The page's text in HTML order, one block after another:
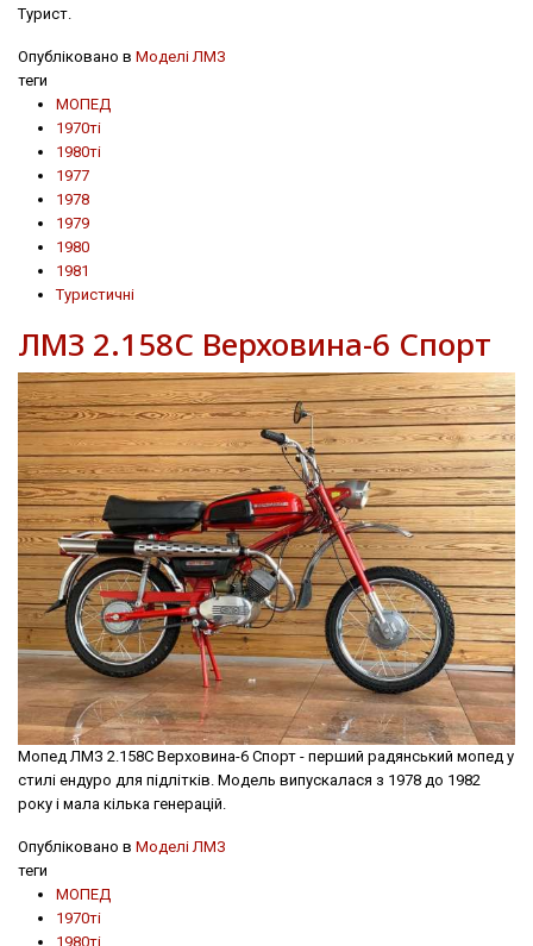
Турист.
Опубліковано в Моделі ЛМЗ
теги
МОПЕД
1970ті
1980ті
1977
1978
1979
1980
1981
Туристичні
ЛМЗ 2.158С Верховина-6 Спорт
Мопед ЛМЗ 2.158С Верховина-6 Спорт - перший радянський мопед у
стилі ендуро для підлітків. Модель випускалася з 1978 до 1982
року і мала кілька генерацій.
Опубліковано в Моделі ЛМЗ
теги
МОПЕД
1970ті
1980ті